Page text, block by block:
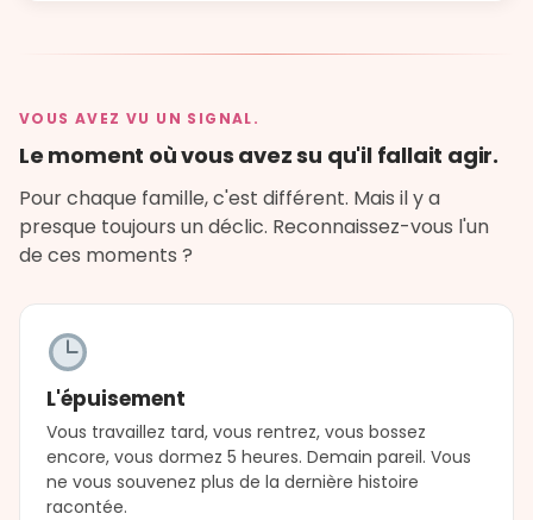
VOUS AVEZ VU UN SIGNAL.
Le moment où vous avez su qu'il fallait agir.
Pour chaque famille, c'est différent. Mais il y a
presque toujours un déclic. Reconnaissez-vous l'un
de ces moments ?
L'épuisement
Vous travaillez tard, vous rentrez, vous bossez
encore, vous dormez 5 heures. Demain pareil. Vous
ne vous souvenez plus de la dernière histoire
racontée.